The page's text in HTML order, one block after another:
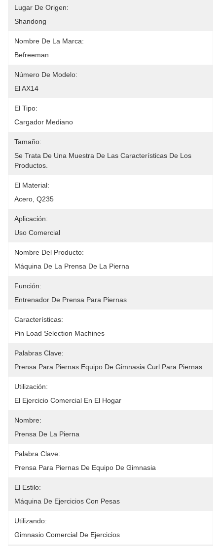
Lugar De Origen:
Shandong
Nombre De La Marca:
Befreeman
Número De Modelo:
El AX14
El Tipo:
Cargador Mediano
Tamaño:
Se Trata De Una Muestra De Las Características De Los
Productos.
El Material:
Acero, Q235
Aplicación:
Uso Comercial
Nombre Del Producto:
Máquina De La Prensa De La Pierna
Función:
Entrenador De Prensa Para Piernas
Características:
Pin Load Selection Machines
Palabras Clave:
Prensa Para Piernas Equipo De Gimnasia Curl Para Piernas
Utilización:
El Ejercicio Comercial En El Hogar
Nombre:
Prensa De La Pierna
Palabra Clave:
Prensa Para Piernas De Equipo De Gimnasia
El Estilo:
Máquina De Ejercicios Con Pesas
Utilizando:
Gimnasio Comercial De Ejercicios